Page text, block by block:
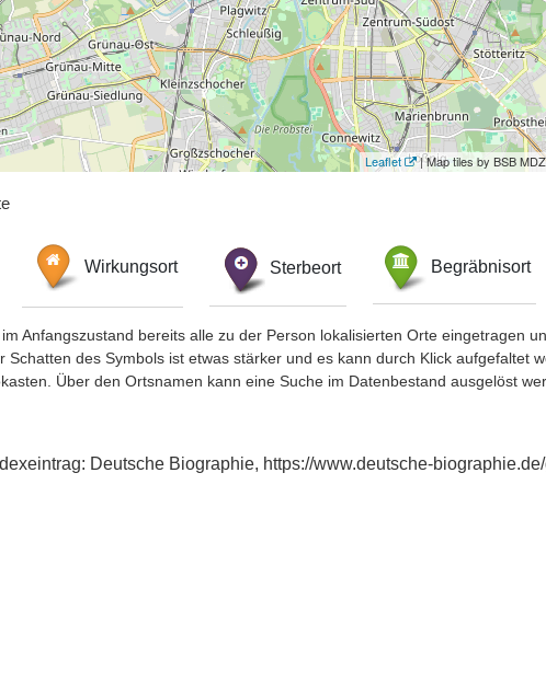
Leaflet | Map tiles by BSB
Wirkungsort Sterbeort Begräbnisort
Anfangszustand bereits alle zu der Person lokalisierten Orte eingetragen
Schatten des Symbols ist etwas stärker und es kann durch Klick aufgefaltet
Über den Ortsnamen kann eine Suche im Datenbestand ausgelöst
Deutsche Biographie, https://www.deutsche-